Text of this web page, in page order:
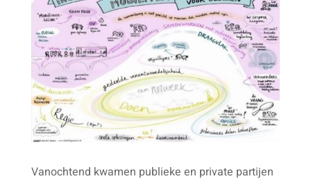
Vanochtend kwamen publieke en private partijen